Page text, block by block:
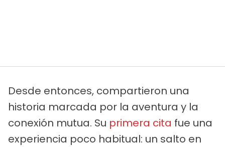
Desde entonces, compartieron una
historia marcada por la aventura y la
conexión mutua. Su primera cita fue una
experiencia poco habitual: un salto en